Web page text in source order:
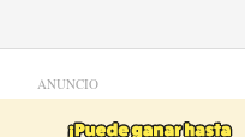
ANUNCIO